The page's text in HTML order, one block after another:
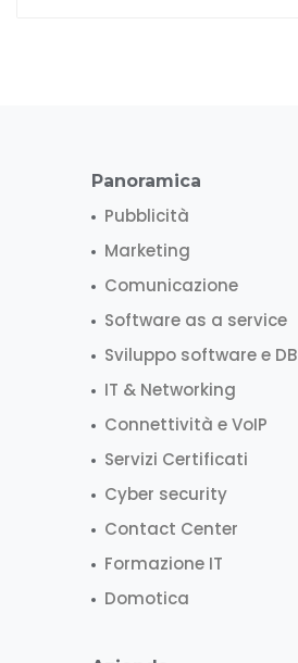
Panoramica
Pubblicità
Marketing
Comunicazione
Software as a service
Sviluppo software e DB
IT & Networking
Connettività e VoIP
Servizi Certificati
Cyber security
Contact Center
Formazione IT
Domotica